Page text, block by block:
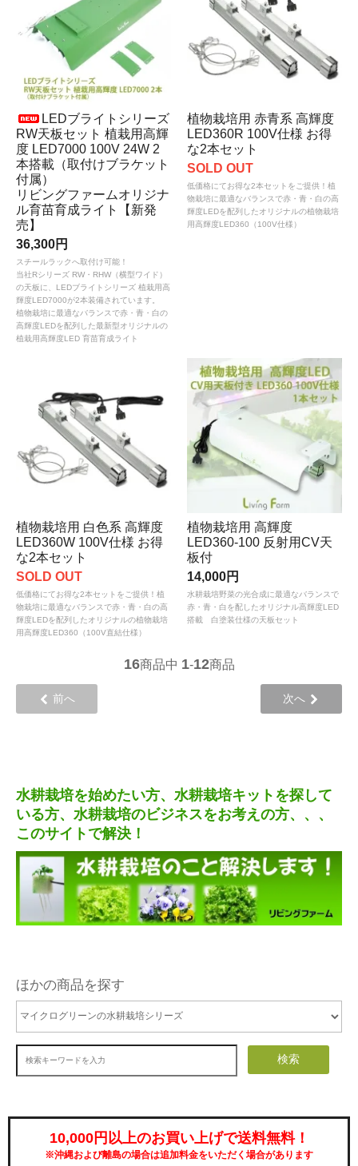
LEDブライトシリーズ
RW天板セット 植栽用高輝
度 LED7000 100V 24W 2
本搭載（取付けブラケット
付属）
リビングファームオリジナ
ル育苗育成ライト【新発
売】
36,300円
スチールラックへ取付け可能！
当社Rシリーズ RW・RHW（横型ワイド）
の天板に、LEDブライトシリーズ 植栽用高
輝度LED7000が2本装備されています。
植物栽培に最適なバランスで赤・青・白の
高輝度LEDを配列した最新型オリジナルの
植栽用高輝度LED 育苗育成ライト
植物栽培用 赤青系 高輝度
LED360R 100V仕様 お得
な2本セット
SOLD OUT
低価格にてお得な2本セットをご提供！植
物栽培に最適なバランスで赤・青・白の高
輝度LEDを配列したオリジナルの植物栽培
用高輝度LED360（100V仕様）
植物栽培用 白色系 高輝度
LED360W 100V仕様 お得
な2本セット
SOLD OUT
低価格にてお得な2本セットをご提供！植
物栽培に最適なバランスで赤・青・白の高
輝度LEDを配列したオリジナルの植物栽培
用高輝度LED360（100V直結仕様）
植物栽培用 高輝度
LED360-100 反射用CV天
板付
14,000円
水耕栽培野菜の光合成に最適なバランスで
赤・青・白を配したオリジナル高輝度LED
搭載 白塗装仕様の天板セット
16商品中 1-12商品
前へ 次へ
水耕栽培を始めたい方、水耕栽培キットを探して
いる方、水耕栽培のビジネスをお考えの方、、、
このサイトで解決！
ほかの商品を探す
検索
10,000円以上のお買い上げで送料無料！
※沖縄および離島の場合は追加料金をいただく場合があります